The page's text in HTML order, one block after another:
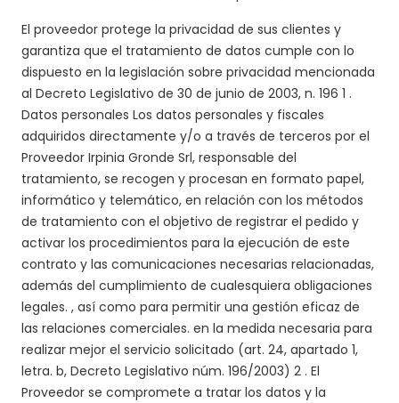
El proveedor protege la privacidad de sus clientes y
garantiza que el tratamiento de datos cumple con lo
dispuesto en la legislación sobre privacidad mencionada
al Decreto Legislativo de 30 de junio de 2003, n. 196 1 .
Datos personales Los datos personales y fiscales
adquiridos directamente y/o a través de terceros por el
Proveedor Irpinia Gronde Srl, responsable del
tratamiento, se recogen y procesan en formato papel,
informático y telemático, en relación con los métodos
de tratamiento con el objetivo de registrar el pedido y
activar los procedimientos para la ejecución de este
contrato y las comunicaciones necesarias relacionadas,
además del cumplimiento de cualesquiera obligaciones
legales. , así como para permitir una gestión eficaz de
las relaciones comerciales. en la medida necesaria para
realizar mejor el servicio solicitado (art. 24, apartado 1,
letra. b, Decreto Legislativo núm. 196/2003) 2 . El
Proveedor se compromete a tratar los datos y la